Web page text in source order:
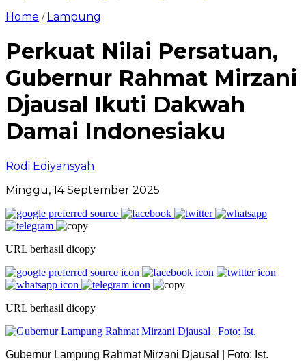
Home / Lampung
Perkuat Nilai Persatuan,
Gubernur Rahmat Mirzani
Djausal Ikuti Dakwah
Damai Indonesiaku
Rodi Ediyansyah
Minggu, 14 September 2025
URL berhasil dicopy
URL berhasil dicopy
Gubernur Lampung Rahmat Mirzani Djausal | Foto: Ist.